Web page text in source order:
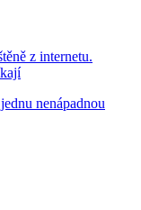
z internetu.
nenápadnou